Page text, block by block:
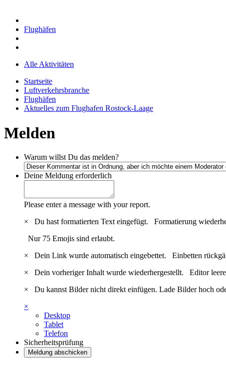
Flughäfen
Alle Aktivitäten
Startseite
Luftverkehrsbranche
Flughäfen
Aktuelles zum Flughafen Rostock-Laage
Melden
Warum willst Du das melden?
Deine Meldung erforderlich
Please enter a message with your report.
×
Du hast formatierten Text eingefügt. Formatierung
Nur 75 Emojis sind erlaubt.
×
Dein Link wurde automatisch eingebettet. Einbetten
×
Dein vorheriger Inhalt wurde wiederhergestellt. Editor
×
Du kannst Bilder nicht direkt einfügen. Lade Bilder hoch
×
Desktop
Tablet
Telefon
Sicherheitsprüfung
Meldung abschicken